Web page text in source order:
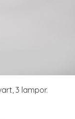
3 lampor.